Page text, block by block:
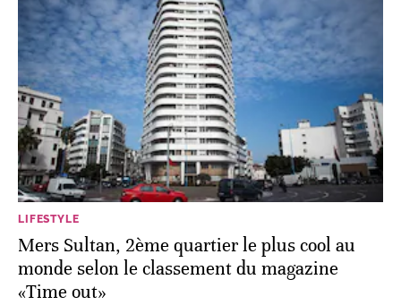
LIFESTYLE
Mers Sultan, 2ème quartier le plus cool au
monde selon le classement du magazine
«Time out»